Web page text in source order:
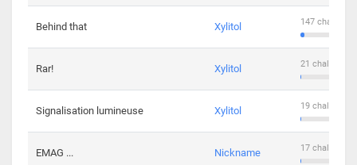
Behind that Xylitol 147
Rar! Xylitol 21
Signalisation lumineuse Xylitol 19
EMAG ... Nickname 17